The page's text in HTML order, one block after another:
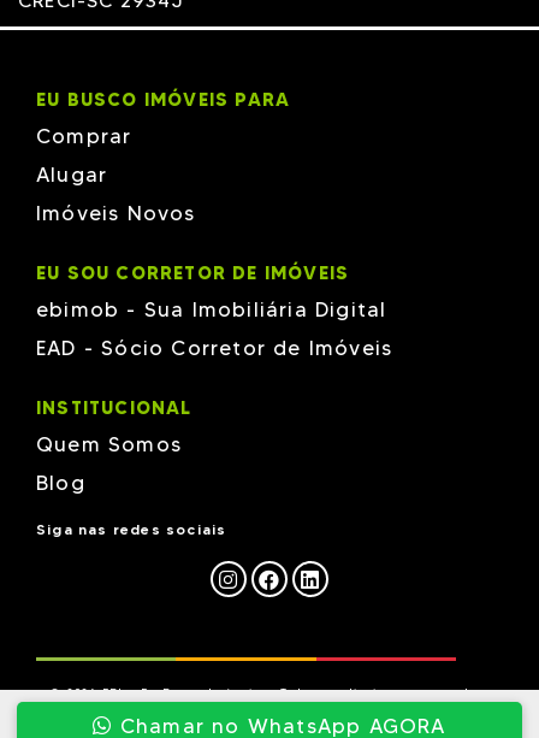
Chamar no WhatsApp AGORA
EU BUSCO IMÓVEIS PARA
Comprar
Alugar
Imóveis Novos
EU SOU CORRETOR DE IMÓVEIS
ebimob - Sua Imobiliária Digital
EAD - Sócio Corretor de Imóveis
INSTITUCIONAL
Quem Somos
Blog
Siga nas redes sociais
© 2026 EBI - Eu Busco Imóveis - Todos os direitos reservados.